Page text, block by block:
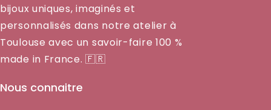
bijoux uniques, imaginés et
personnalisés dans notre atelier à
Toulouse avec un savoir-faire 100 %
made in France. 🇫🇷
Nous connaitre